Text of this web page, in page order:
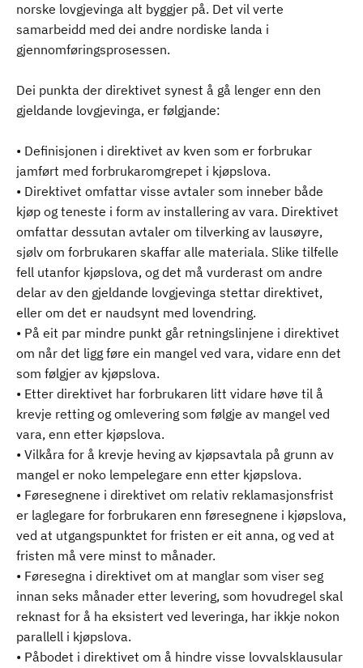
norske lovgjevinga alt byggjer på. Det vil verte
samarbeidd med dei andre nordiske landa i
gjennomføringsprosessen.
Dei punkta der direktivet synest å gå lenger enn den
gjeldande lovgjevinga, er følgjande:
• Definisjonen i direktivet av kven som er forbrukar
jamført med forbrukaromgrepet i kjøpslova.
• Direktivet omfattar visse avtaler som inneber både
kjøp og teneste i form av installering av vara. Direktivet
omfattar dessutan avtaler om tilverking av lausøyre,
sjølv om forbrukaren skaffar alle materiala. Slike tilfelle
fell utanfor kjøpslova, og det må vurderast om andre
delar av den gjeldande lovgjevinga stettar direktivet,
eller om det er naudsynt med lovendring.
• På eit par mindre punkt går retningslinjene i direktivet
om når det ligg føre ein mangel ved vara, vidare enn det
som følgjer av kjøpslova.
• Etter direktivet har forbrukaren litt vidare høve til å
krevje retting og omlevering som følgje av mangel ved
vara, enn etter kjøpslova.
• Vilkåra for å krevje heving av kjøpsavtala på grunn av
mangel er noko lempelegare enn etter kjøpslova.
• Føresegnene i direktivet om relativ reklamasjonsfrist
er laglegare for forbrukaren enn føresegnene i kjøpslova,
ved at utgangspunktet for fristen er eit anna, og ved at
fristen må vere minst to månader.
• Føresegna i direktivet om at manglar som viser seg
innan seks månader etter levering, som hovudregel skal
reknast for å ha eksistert ved leveringa, har ikkje nokon
parallell i kjøpslova.
• Påbodet i direktivet om å hindre visse lovvalsklausular